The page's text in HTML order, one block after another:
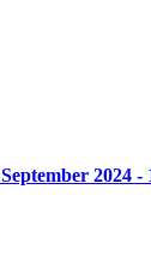
2024